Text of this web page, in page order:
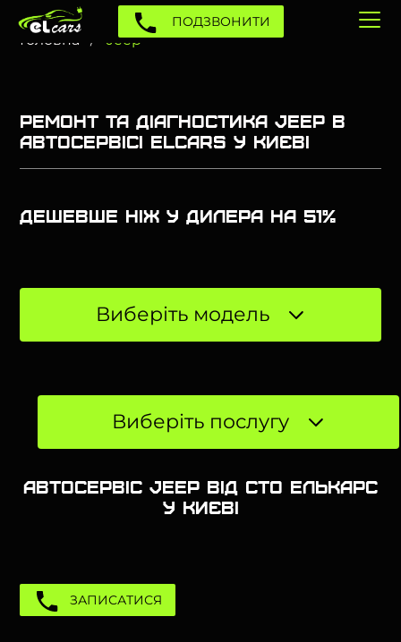
ПОДЗВОНИТИ
Головна Jeep
Ремонт та діагностика Jeep в
автосервісі Elcars у Києві
Дешевше ніж у дилера на 51%
Виберіть модель
Виберіть послугу
Автосервіс Jeep від СТО Елькарс
у Києві
ЗАПИСАТИСЯ